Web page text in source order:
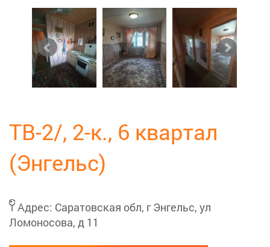
ТВ-2/, 2-к., 6 квартал
(Энгельс)
Адрес: Саратовская обл, г Энгельс, ул
Ломоносова, д 11